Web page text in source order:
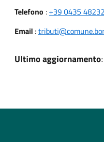
Telefono : +39 0435
Email:
Ultimo aggiornamento